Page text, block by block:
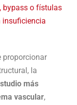
bypass o fístulas
insuficiencia
proporcionar
la
más
vascular,